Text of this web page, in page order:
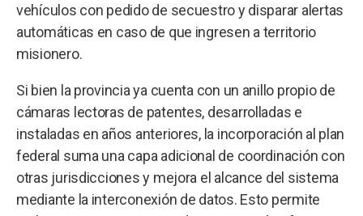
vehículos con pedido de secuestro y disparar alertas
automáticas en caso de que ingresen a territorio
misionero.
Si bien la provincia ya cuenta con un anillo propio de
cámaras lectoras de patentes, desarrolladas e
instaladas en años anteriores, la incorporación al plan
federal suma una capa adicional de coordinación con
otras jurisdicciones y mejora el alcance del sistema
mediante la interconexión de datos. Esto permite